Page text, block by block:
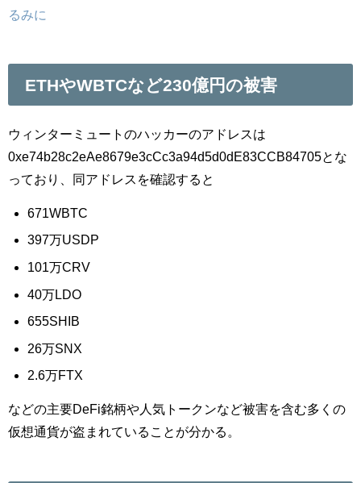
るみに
ETHやWBTCなど230億円の被害
ウィンターミュートのハッカーのアドレスは
0xe74b28c2eAe8679e3cCc3a94d5d0dE83CCB84705とな
っており、同アドレスを確認すると
671WBTC
397万USDP
101万CRV
40万LDO
655SHIB
26万SNX
2.6万FTX
などの主要DeFi銘柄や人気トークンなど被害を含む多くの
仮想通貨が盗まれていることが分かる。